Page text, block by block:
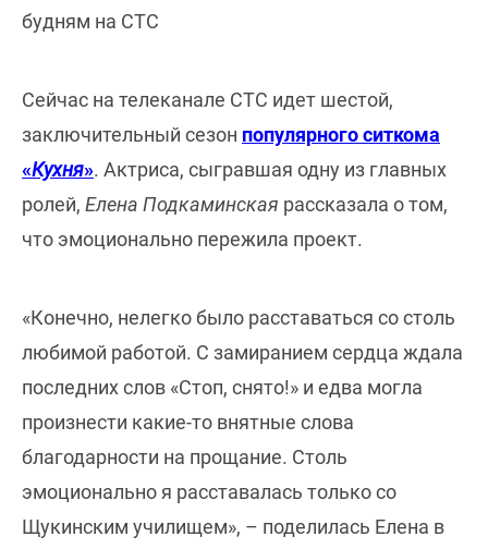
будням на СТС
Сейчас на телеканале СТС идет шестой,
заключительный сезон популярного ситкома
«Кухня». Актриса, сыгравшая одну из главных
ролей, Елена Подкаминская рассказала о том,
что эмоционально пережила проект.
«Конечно, нелегко было расставаться со столь
любимой работой. С замиранием сердца ждала
последних слов «Стоп, снято!» и едва могла
произнести какие-то внятные слова
благодарности на прощание. Столь
эмоционально я расставалась только со
Щукинским училищем», – поделилась Елена в